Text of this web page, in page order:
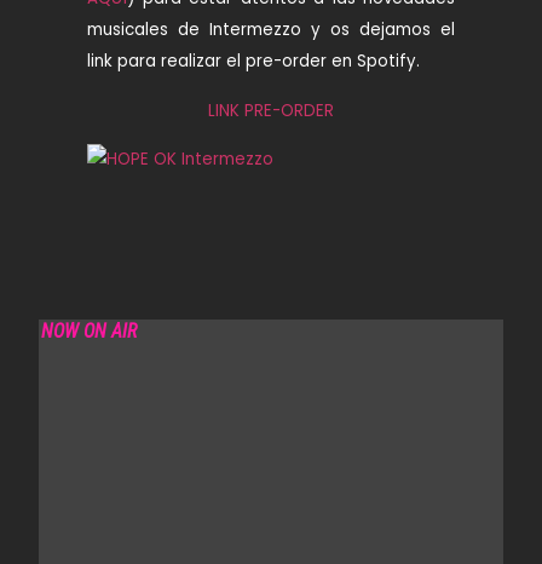
musicales de Intermezzo y os dejamos el
link para realizar el pre-order en Spotify.
LINK PRE-ORDER
NOW ON AIR